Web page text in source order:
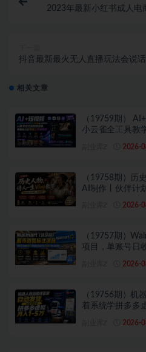
2023年最新小红书成人电
抖音最新最火无人直播玩法会说
相关文章
（19759期）
小云雀全工具教
2026-
（19758期）历
AI制作丨伙伴计
2026-
（19757期）
项目，单账号日
2026-
（19756期）机
着系统学拼多多
2026-